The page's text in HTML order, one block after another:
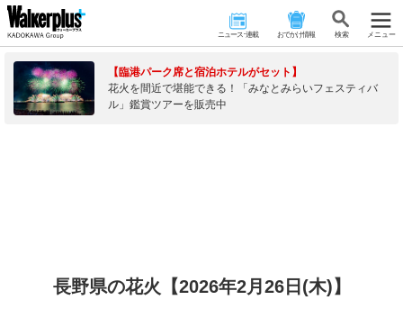
ニュース･連載 おでかけ情報 検 索 メニュー
【臨港パーク席と宿泊ホテルがセット】
花火を間近で堪能できる！「みなとみらいフェスティバ
ル」鑑賞ツアーを販売中
長野県の花火【2026年2月26日(木)】